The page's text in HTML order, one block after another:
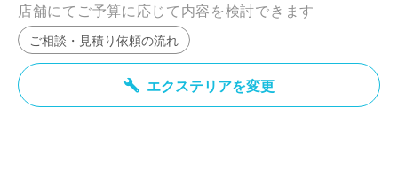
店舗にてご予算に応じて内容を検討できます
ご相談・見積り依頼の流れ
エクステリアを変更